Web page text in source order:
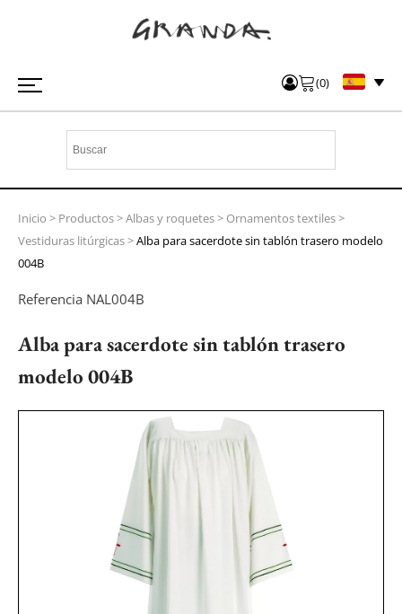
(0)
Inicio > Productos>Albas y roquetes> Ornamentos textiles>
Vestiduras litúrgicas>Alba para sacerdote sin tablón trasero modelo
004B
Referencia NAL004B
Alba para sacerdote sin tablón trasero
modelo 004B